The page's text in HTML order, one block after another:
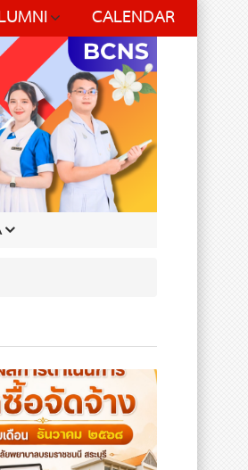
CALENDAR